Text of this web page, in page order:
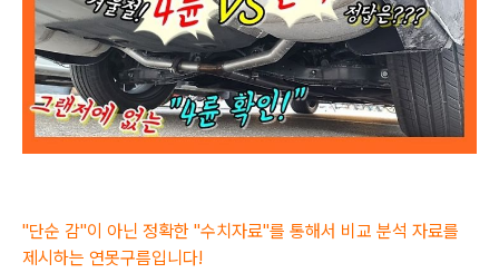
"단순 감"이 아닌 정확한 "수치자료"를 통해서 비교 분석 자료를
제시하는 연못구름입니다!